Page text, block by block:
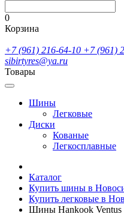
0
Корзина
+7 (961) 216-64-10 +7 (961)
sibirtyres@ya.ru
Товары
Шины
Легковые
Диски
Кованые
Легкосплавные
Каталог
Купить шины в
Купить легковые в
Шины Hankook Ventus